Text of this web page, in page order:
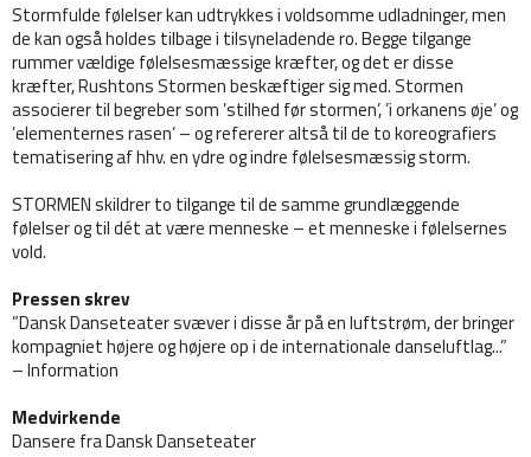
Stormfulde følelser kan udtrykkes i voldsomme udladninger, men
de kan også holdes tilbage i tilsyneladende ro. Begge tilgange
rummer vældige følelsesmæssige kræfter, og det er disse
kræfter, Rushtons Stormen beskæftiger sig med. Stormen
associerer til begreber som ’stilhed før stormen’, ’i orkanens øje’ og
’elementernes rasen’ – og refererer altså til de to koreografiers
tematisering af hhv. en ydre og indre følelsesmæssig storm.
STORMEN skildrer to tilgange til de samme grundlæggende
følelser og til dét at være menneske – et menneske i følelsernes
vold.
Pressen skrev
”Dansk Danseteater svæver i disse år på en luftstrøm, der bringer
kompagniet højere og højere op i de internationale danseluftlag...”
– Information
Medvirkende
Dansere fra Dansk Danseteater